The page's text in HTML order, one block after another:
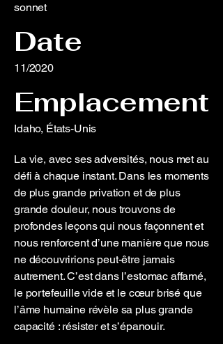
sonnet
Date
11/2020
Emplacement
Idaho, États-Unis
La vie, avec ses adversités, nous met au
défi à chaque instant. Dans les moments
de plus grande privation et de plus
grande douleur, nous trouvons de
profondes leçons qui nous façonnent et
nous renforcent d’une manière que nous
ne découvririons peut-être jamais
autrement. C’est dans l’estomac affamé,
le portefeuille vide et le cœur brisé que
l’âme humaine révèle sa plus grande
capacité : résister et s’épanouir.